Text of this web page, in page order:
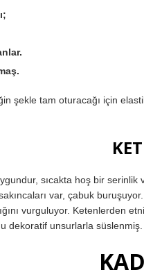
şekle tam oturacağı için
sıcakta hoş bir
var, çabuk
vurguluyor. Ketenlerden
dekoratif unsurlarla süslenmiş.